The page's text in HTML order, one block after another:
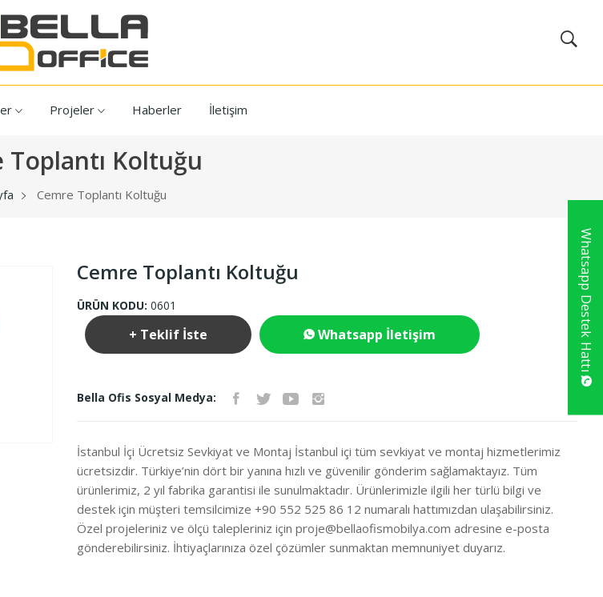
Projeler Haberler İletişim
Toplantı Koltuğu
Cemre Toplantı Koltuğu
Cemre Toplantı Koltuğu
ÜRÜN KODU: 0601
+ Teklif İste Whatsapp İletişim
Bella Ofis Sosyal Medya:
İstanbul İçi Ücretsiz Sevkiyat ve Montaj İstanbul içi tüm sevkiyat ve montaj hizmetlerimiz
ücretsizdir. Türkiye’nin dört bir yanına hızlı ve güvenilir gönderim sağlamaktayız. Tüm
ürünlerimiz, 2 yıl fabrika garantisi ile sunulmaktadır. Ürünlerimizle ilgili her türlü bilgi ve
destek için müşteri temsilcimize +90 552 525 86 12 numaralı hattımızdan ulaşabilirsiniz.
Özel projeleriniz ve ölçü talepleriniz için proje@bellaofismobilya.com adresine e-posta
gönderebilirsiniz. İhtiyaçlarınıza özel çözümler sunmaktan memnuniyet duyarız.
Whatsapp Destek Hattı